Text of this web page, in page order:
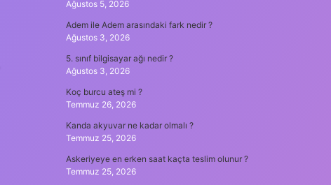
Ağustos 5, 2026
Adem ile Adem arasındaki fark nedir ?
Ağustos 3, 2026
5. sınıf bilgisayar ağı nedir ?
Ağustos 3, 2026
Koç burcu ateş mi ?
Temmuz 26, 2026
Kanda akyuvar ne kadar olmalı ?
Temmuz 25, 2026
Askeriyeye en erken saat kaçta teslim olunur ?
Temmuz 25, 2026